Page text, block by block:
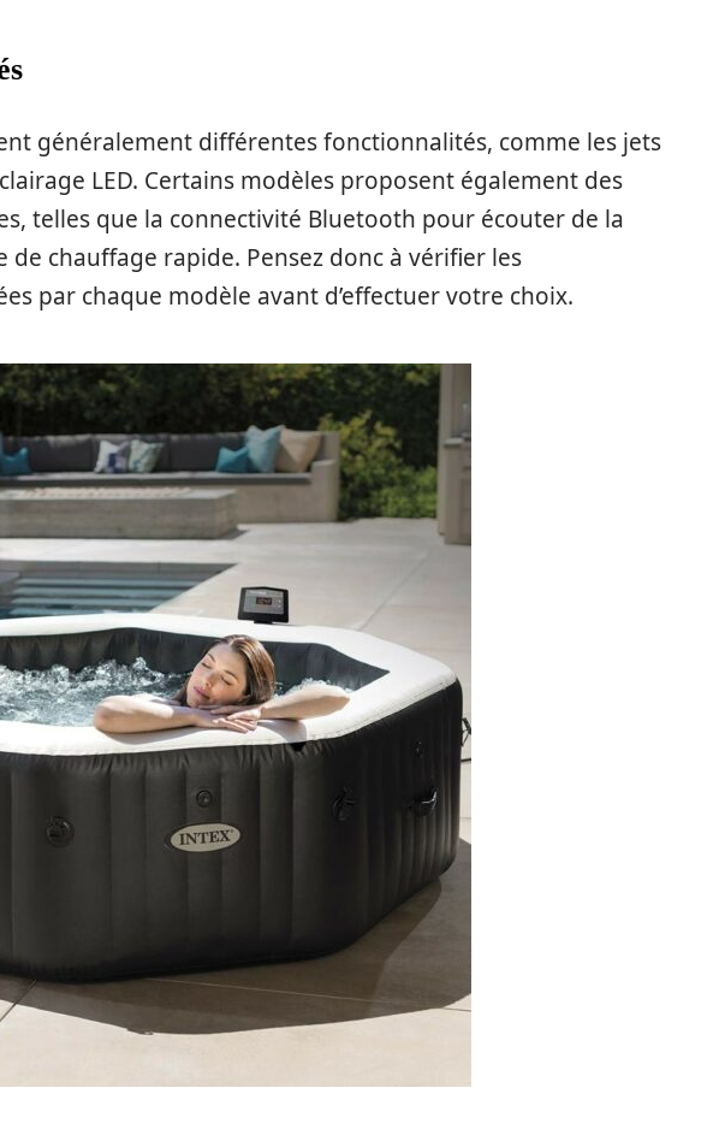
généralement différentes fonctionnalités, comme les jets
LED. Certains modèles proposent également des
telles que la connectivité Bluetooth pour écouter de la
de chauffage rapide. Pensez donc à vérifier les
par chaque modèle avant d’effectuer votre choix.